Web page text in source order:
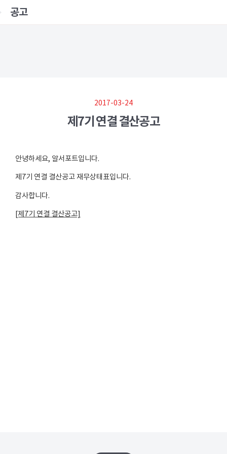
공고
2017-03-24
제7기 연결 결산공고
안녕하세요, 알서포트입니다.
제7기 연결 결산공고 재무상태표입니다.
감사합니다.
[제7기 연결 결산공고]